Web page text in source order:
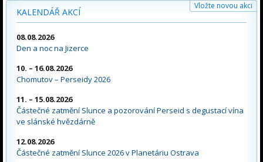
KALENDÁŘ AKCÍ
Vložte novou akci
08.08.2026
Den a noc na Jizerce
10. – 16.08.2026
Chomutov – Perseidy 2026
11. – 15.08.2026
Částečné zatmění Slunce a pozorování Perseid s degustací vína
ve slánské hvězdárně
12.08.2026
Částečné zatmění Slunce 2026 v Planetáriu Ostrava